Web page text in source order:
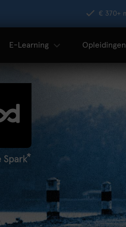
€ 370+
E-Learning Opleidingen